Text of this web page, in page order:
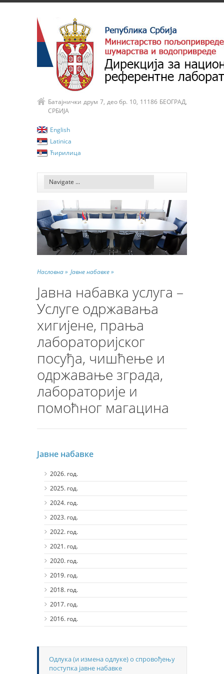
Батајнички друм 7, део бр. 10, 11186 БЕОГРАД,
СРБИЈА
English
Latinica
Ћирилица
Насловна » Јавне набавке »
Јавна набавка услуга –
Услуге одржавања
хигијене, прања
лабораторијског
посуђа, чишћење и
одржавање зграда,
лабораторије и
помоћног магацина
Јавне набавке
2026. год.
2025. год.
2024. год.
2023. год.
2022. год.
2021. год.
2020. год.
2019. год.
2018. год.
2017. год.
2016. год.
Одлука (и измена одлуке) о спровођењу
поступка јавне набавке